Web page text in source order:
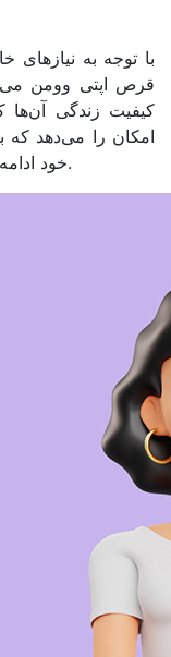
با توجه به
قرص اپتی وومن
کیفیت زندگی آن‌ها
امکان را می‌دهد که
خود ادامه دهند و از زندگی سالم‌تری برخوردار شوند.